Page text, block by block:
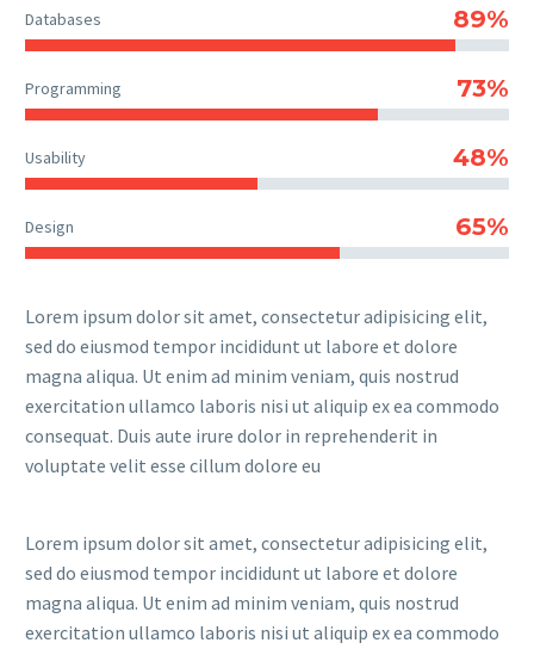
Databases 89%
Programming 73%
Usability 48%
Design 65%
Lorem ipsum dolor sit amet, consectetur adipisicing elit,
sed do eiusmod tempor incididunt ut labore et dolore
magna aliqua. Ut enim ad minim veniam, quis nostrud
exercitation ullamco laboris nisi ut aliquip ex ea commodo
consequat. Duis aute irure dolor in reprehenderit in
voluptate velit esse cillum dolore eu
Lorem ipsum dolor sit amet, consectetur adipisicing elit,
sed do eiusmod tempor incididunt ut labore et dolore
magna aliqua. Ut enim ad minim veniam, quis nostrud
exercitation ullamco laboris nisi ut aliquip ex ea commodo